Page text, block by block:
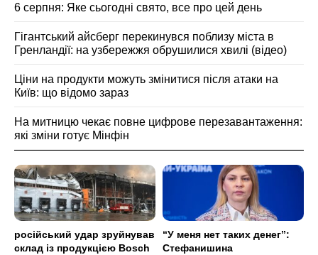
російський удар зруйнував
склад із продукцією Bosch
“У меня нет таких денег”:
Стефанишина
6 серпня: Яке сьогодні свято, все про цей день
Гігантський айсберг перекинувся поблизу міста в
Гренландії: на узбережжя обрушилися хвилі (відео)
Ціни на продукти можуть змінитися після атаки на
Київ: що відомо зараз
На митницю чекає повне цифрове перезавантаження:
які зміни готує Мінфін